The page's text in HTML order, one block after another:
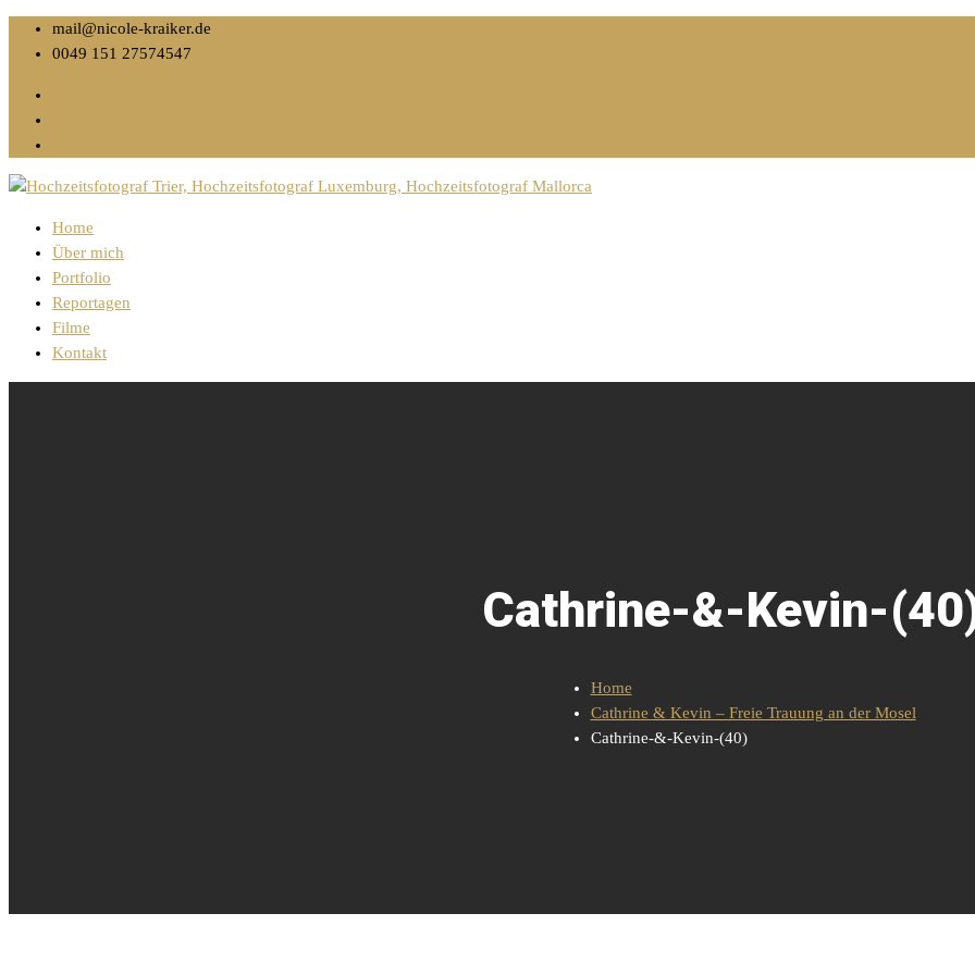
mail@nicole-kraiker.de
0049 151 27574547
Home
Über mich
Portfolio
Reportagen
Filme
Kontakt
Cathrine-&-Kevin-
Home
Cathrine & Kevin – Freie Trauung an der Mosel
Cathrine-&-Kevin-(40)